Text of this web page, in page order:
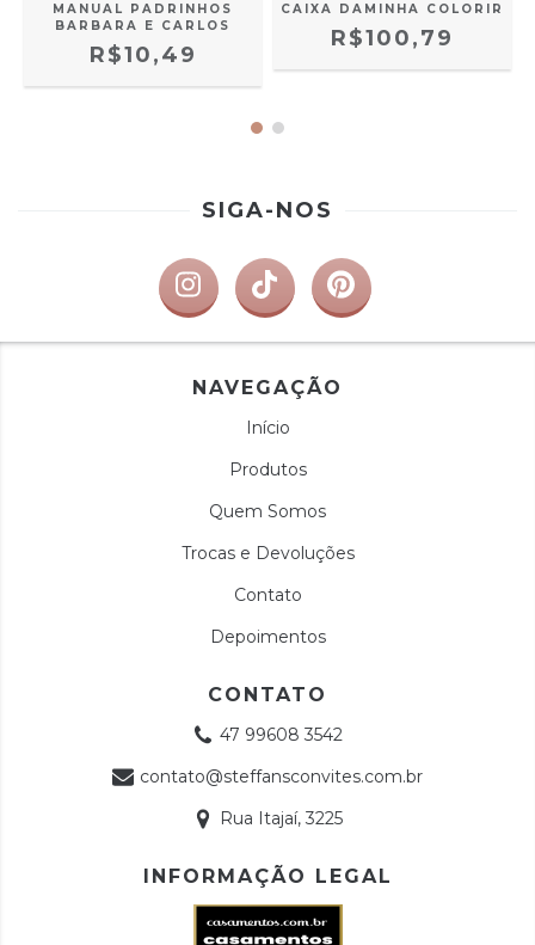
MANUAL PADRINHOS
BARBARA E CARLOS
R$10,49
CAIXA DAMINHA COLORIR
R$100,79
SIGA-NOS
NAVEGAÇÃO
Início
Produtos
Quem Somos
Trocas e Devoluções
Contato
Depoimentos
CONTATO
47 99608 3542
contato@steffansconvites.com.br
Rua Itajaí, 3225
INFORMAÇÃO LEGAL